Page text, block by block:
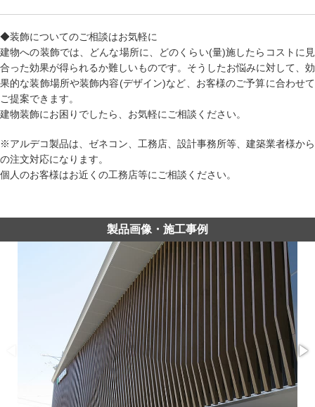
◆装飾についてのご相談はお気軽に
建物への装飾では、どんな場所に、どのくらい(量)施したらコストに見
合った効果が得られるか難しいものです。そうしたお悩みに対して、効
果的な装飾場所や装飾内容(デザイン)など、お客様のご予算に合わせて
ご提案できます。
建物装飾にお困りでしたら、お気軽にご相談ください。
※アルデコ製品は、ゼネコン、工務店、設計事務所等、建築業者様から
の注文対応になります。
個人のお客様はお近くの工務店等にご相談ください。
製品画像・施工事例